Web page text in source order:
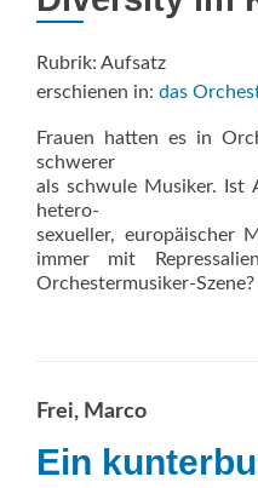
Rubrik: Aufsatz
erschienen in: das
Frauen hatten es in
schwerer
als schwule Musiker. Ist
hetero-
sexueller, europäischer
immer mit
Orchestermusiker-Szene?
Frei, Marco
Ein